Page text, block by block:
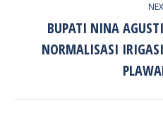
BUPATI NINA
NORMALISASI